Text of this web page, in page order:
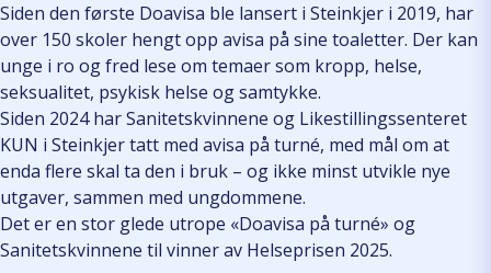
Siden den første Doavisa ble lansert i Steinkjer i 2019, har
over 150 skoler hengt opp avisa på sine toaletter. Der kan
unge i ro og fred lese om temaer som kropp, helse,
seksualitet, psykisk helse og samtykke.
Siden 2024 har Sanitetskvinnene og Likestillingssenteret
KUN i Steinkjer tatt med avisa på turné, med mål om at
enda flere skal ta den i bruk – og ikke minst utvikle nye
utgaver, sammen med ungdommene.
Det er en stor glede utrope «Doavisa på turné» og
Sanitetskvinnene til vinner av Helseprisen 2025.